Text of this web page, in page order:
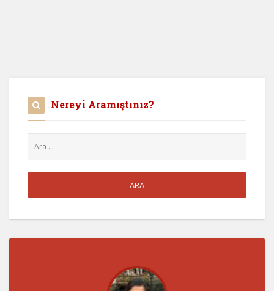
Nereyi Aramıştınız?